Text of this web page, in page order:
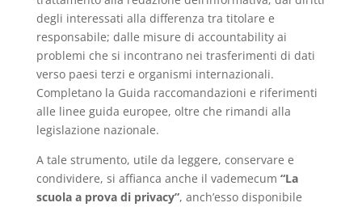
degli interessati alla differenza tra titolare e
responsabile; dalle misure di accountability ai
problemi che si incontrano nei trasferimenti di dati
verso paesi terzi e organismi internazionali.
Completano la Guida raccomandazioni e riferimenti
alle linee guida europee, oltre che rimandi alla
legislazione nazionale.
A tale strumento, utile da leggere, conservare e
condividere, si affianca anche il vademecum “La
scuola a prova di privacy”, anch’esso disponibile